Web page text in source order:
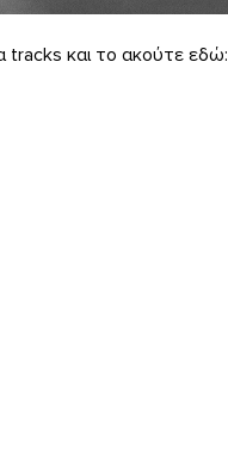
tracks και το ακούτε εδώ: